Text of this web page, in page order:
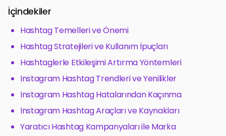
İçindekiler
Hashtag Temelleri ve Önemi
Hashtag Stratejileri ve Kullanım İpuçları
Hashtaglerle Etkileşimi Artırma Yöntemleri
Instagram Hashtag Trendleri ve Yenilikler
Instagram Hashtag Hatalarından Kaçınma
Instagram Hashtag Araçları ve Kaynakları
Yaratıcı Hashtag Kampanyaları ile Marka